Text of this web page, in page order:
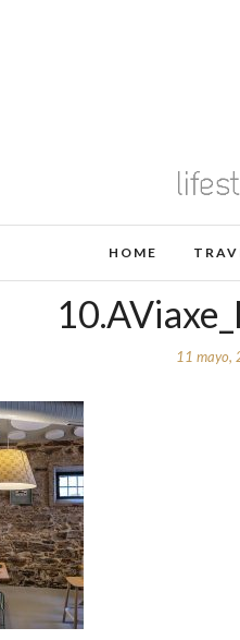
HOME
11 mayo,